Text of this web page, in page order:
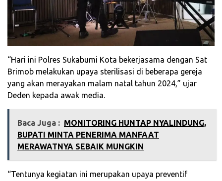
“Hari ini Polres Sukabumi Kota bekerjasama dengan Sat
Brimob melakukan upaya sterilisasi di beberapa gereja
yang akan merayakan malam natal tahun 2024,” ujar
Deden kepada awak media.
Baca Juga : MONITORING HUNTAP NYALINDUNG,
BUPATI MINTA PENERIMA MANFAAT
MERAWATNYA SEBAIK MUNGKIN
“Tentunya kegiatan ini merupakan upaya preventif